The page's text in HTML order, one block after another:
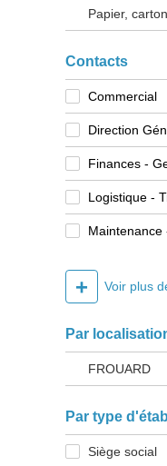
Papier, carton
Contacts
Commercial
Direction
Finances -
Logistique -
Maintenance
+ Voir plus
Par
FROUARD
Par type
Siège social